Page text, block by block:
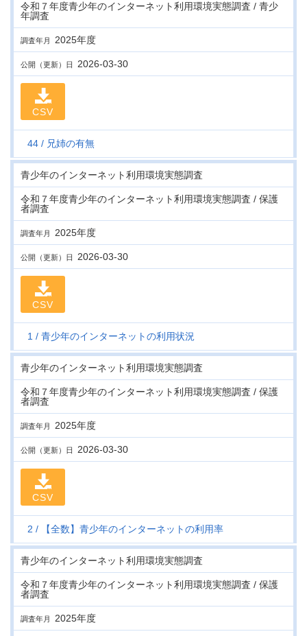
令和７年度青少年のインターネット利用環境実態調査 / 青少
年調査
調査年月 2025年度
公開（更新）日 2026-03-30
CSV
44 兄姉の有無
青少年のインターネット利用環境実態調査
令和７年度青少年のインターネット利用環境実態調査 / 保護
者調査
調査年月 2025年度
公開（更新）日 2026-03-30
CSV
1 青少年のインターネットの利用状況
青少年のインターネット利用環境実態調査
令和７年度青少年のインターネット利用環境実態調査 / 保護
者調査
調査年月 2025年度
公開（更新）日 2026-03-30
CSV
2 【全数】青少年のインターネットの利用率
青少年のインターネット利用環境実態調査
令和７年度青少年のインターネット利用環境実態調査 / 保護
者調査
調査年月 2025年度